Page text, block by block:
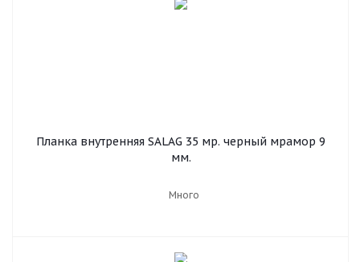
Планка внутренняя SALAG 35 мр. черный мрамор 9
мм.
Много